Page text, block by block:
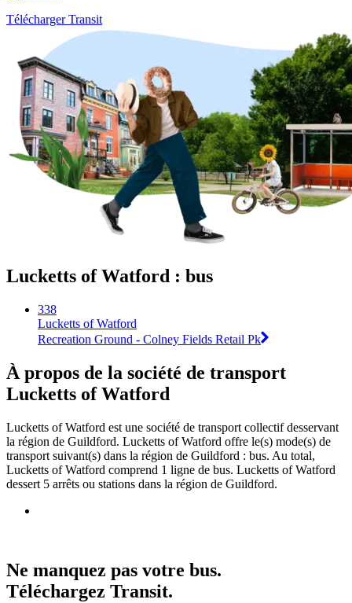
Télécharger Transit
Lucketts of Watford : bus
338
Lucketts of Watford
Recreation Ground - Colney Fields Retail Pk
À propos de la société de transport
Lucketts of Watford
Lucketts of Watford est une société de transport collectif desservant
la région de Guildford. Lucketts of Watford offre le(s) mode(s) de
transport suivant(s) dans la région de Guildford : bus. Au total,
Lucketts of Watford comprend 1 ligne de bus. Lucketts of Watford
dessert 5 arrêts ou stations dans la région de Guildford.
Ne manquez pas votre bus.
Téléchargez Transit.